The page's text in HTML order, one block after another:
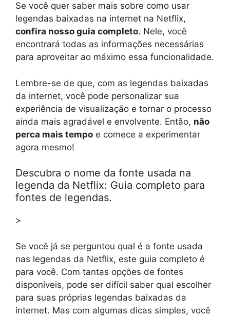
Se você quer saber mais sobre como usar
legendas baixadas na internet na Netflix,
confira nosso guia completo. Nele, você
encontrará todas as informações necessárias
para aproveitar ao máximo essa funcionalidade.
Lembre-se de que, com as legendas baixadas
da internet, você pode personalizar sua
experiência de visualização e tornar o processo
ainda mais agradável e envolvente. Então, não
perca mais tempo e comece a experimentar
agora mesmo!
Descubra o nome da fonte usada na
legenda da Netflix: Guia completo para
fontes de legendas.
>
Se você já se perguntou qual é a fonte usada
nas legendas da Netflix, este guia completo é
para você. Com tantas opções de fontes
disponíveis, pode ser difícil saber qual escolher
para suas próprias legendas baixadas da
internet. Mas com algumas dicas simples, você